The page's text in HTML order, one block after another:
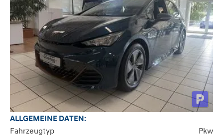
ALLGEMEINE DATEN:
Fahrzeugtyp
Pkw